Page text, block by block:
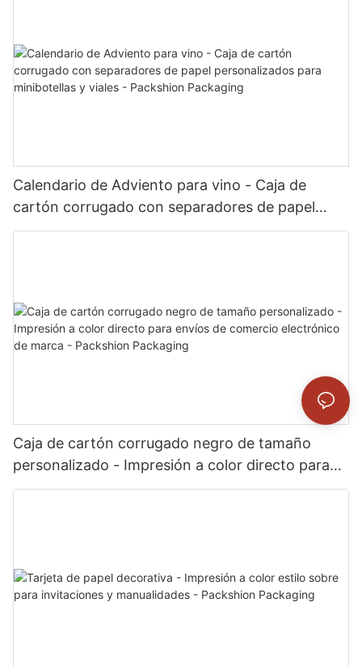
Calendario de Adviento para vino - Caja de
cartón corrugado con separadores de papel
personalizados para minibotellas y viales -
Caja de cartón corrugado negro de tamaño
personalizado - Impresión a color directo para
envíos de comercio electrónico de marca -